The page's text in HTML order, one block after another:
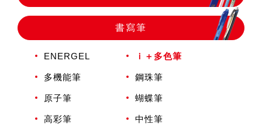
書寫筆
書寫筆
ENERGEL ｉ＋多色筆
多機能筆 鋼珠筆
原子筆 蝴蝶筆
高彩筆 中性筆